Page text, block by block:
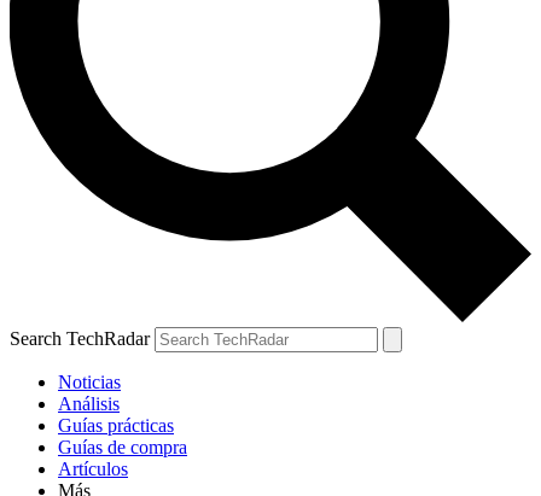
Search TechRadar
Noticias
Análisis
Guías prácticas
Guías de compra
Artículos
Más